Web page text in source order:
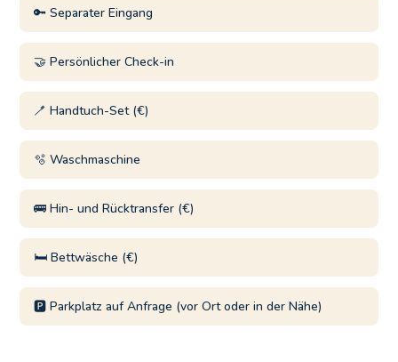
🔑 Separater Eingang
🤝 Persönlicher Check-in
🪥 Handtuch-Set (€)
🫧 Waschmaschine
🚌 Hin- und Rücktransfer (€)
🛏️ Bettwäsche (€)
🅿️ Parkplatz auf Anfrage (vor Ort oder in der Nähe)